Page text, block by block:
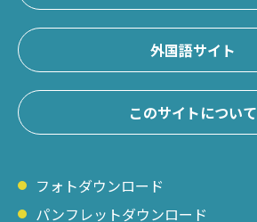
外国語サイト
このサイトについて
フォトダウンロード
パンフレットダウンロード